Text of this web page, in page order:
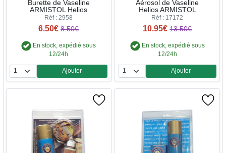
Burette de Vaseline
ARMISTOL Helios
Réf : 2958
6.50€ 8.50€
En stock, expédié sous
12/24h
Quantité
Ajouter
Aérosol de Vaseline
Helios ARMISTOL
Réf : 17172
10.95€ 13.50€
En stock, expédié sous
12/24h
Quantité
Ajouter